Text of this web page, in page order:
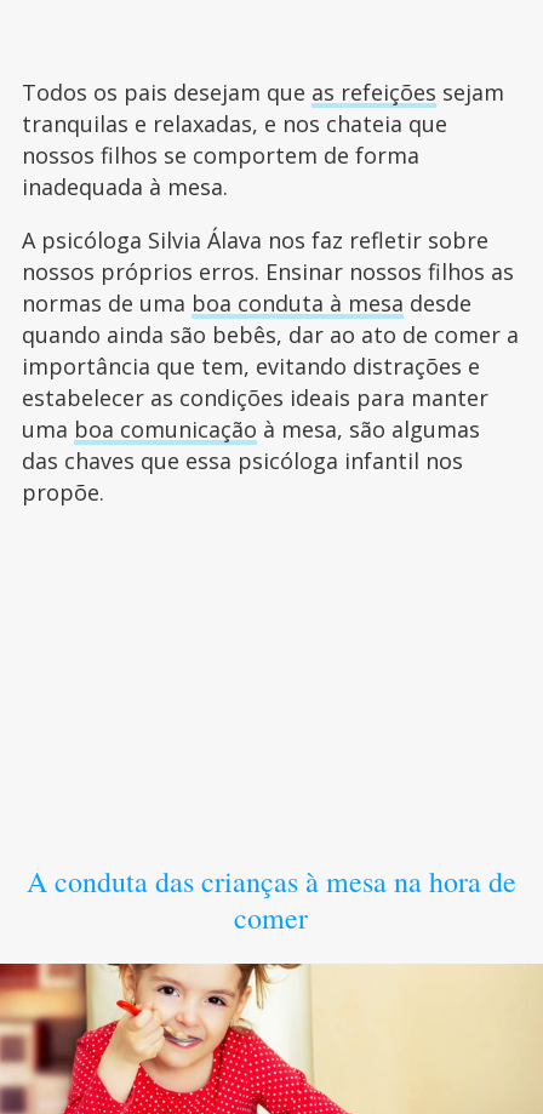
Todos os pais desejam que as refeições sejam
tranquilas e relaxadas, e nos chateia que
nossos filhos se comportem de forma
inadequada à mesa.
A psicóloga Silvia Álava nos faz refletir sobre
nossos próprios erros. Ensinar nossos filhos as
normas de uma boa conduta à mesa desde
quando ainda são bebês, dar ao ato de comer a
importância que tem, evitando distrações e
estabelecer as condições ideais para manter
uma boa comunicação à mesa, são algumas
das chaves que essa psicóloga infantil nos
propõe.
A conduta das crianças à mesa na hora de
comer